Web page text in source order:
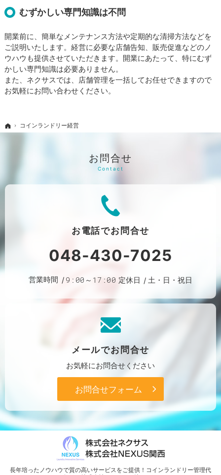
むずかしい専門知識は不問
開業前に、簡単なメンテナンス方法や定期的な清掃方法などを
ご説明いたします。経営に必要な店舗告知、販売促進などのノ
ウハウも提供させていただきます。開業にあたって、特にむず
かしい専門知識は必要ありません。
また、ネクサスでは、店舗管理を一括してお任せできますので
お気軽にお問い合わせください。
ホーム
コインランドリー経営
お問合せ
お電話でお問合せ
048-430-7025
営業時間 9:00～17:00 定休日 土・日・祝日
メールでお問合せ
お気軽にお問合せください
お問合せフォーム
長年培ったノウハウで質の高いサービスをご提供！ コインランドリー管理代